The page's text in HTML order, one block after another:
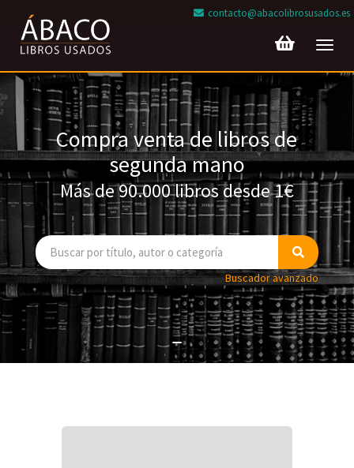
contacto@abacolibrosusados.es
Compra venta de libros de
segunda mano
Más de 90.000 libros desde 1€
Buscador avanzado